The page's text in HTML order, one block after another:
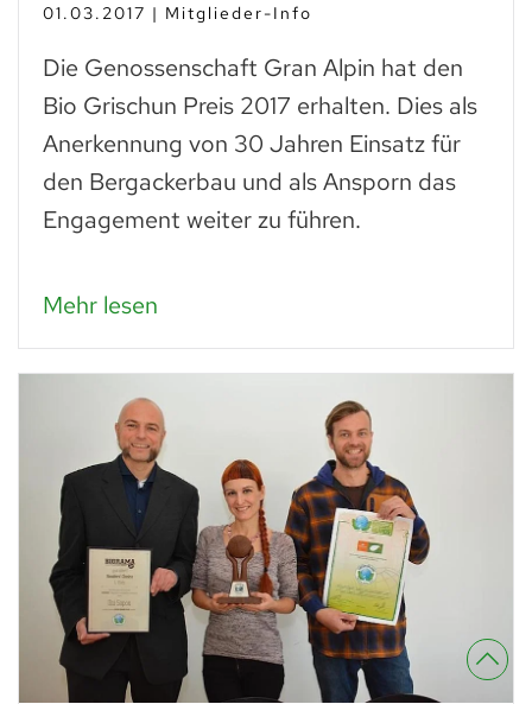
01.03.2017 | Mitglieder-Info
Die Genossenschaft Gran Alpin hat den
Bio Grischun Preis 2017 erhalten. Dies als
Anerkennung von 30 Jahren Einsatz für
den Bergackerbau und als Ansporn das
Engagement weiter zu führen.
Mehr lesen